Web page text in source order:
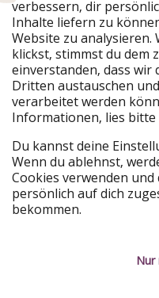
Unsere Märkte
PiratinViaggio
VakantiePiraten
VoyagesPirates
Urlaubspiraten
TravelPirates
HolidayPirates Group
Lerne uns kennen
Über uns
verbessern, dir
Inhalte liefern zu
Website zu
klickst, stimmst du dem
einverstanden, dass
Dritten austauschen
verarbeitet werden
Informationen, lies bitte
Du kannst deine
Wenn du ablehnst,
Cookies verwenden
persönlich auf dich
bekommen.
Nur